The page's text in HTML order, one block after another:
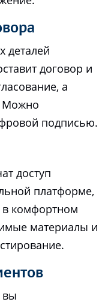
деталей
договор и
а
Можно
подписью.
доступ
платформе,
в комфортном
материалы и
вы